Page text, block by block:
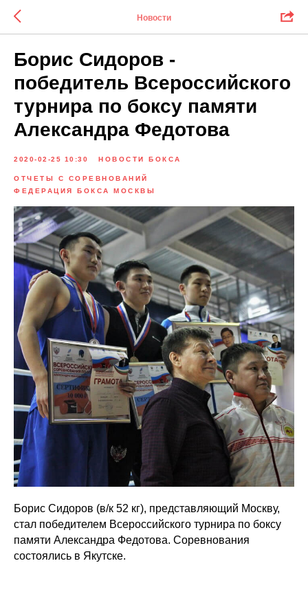
Новости
Борис Сидоров -
победитель Всероссийского
турнира по боксу памяти
Александра Федотова
2020-02-25 10:30 НОВОСТИ БОКСА
ОТЧЕТЫ С СОРЕВНОВАНИЙ
ФЕДЕРАЦИЯ БОКСА МОСКВЫ
Борис Сидоров (в/к 52 кг), представляющий Москву,
стал победителем Всероссийского турнира по боксу
памяти Александра Федотова. Соревнования
состоялись в Якутске.